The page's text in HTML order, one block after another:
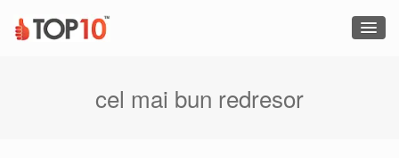
cel mai bun redresor